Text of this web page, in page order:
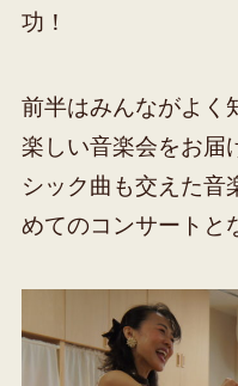
功！
前半はみんながよく
楽しい音楽会をお届
シック曲も交えた音
めてのコンサートと